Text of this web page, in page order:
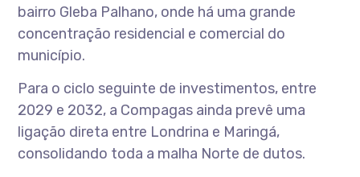
bairro Gleba Palhano, onde há uma grande
concentração residencial e comercial do
município.
Para o ciclo seguinte de investimentos, entre
2029 e 2032, a Compagas ainda prevê uma
ligação direta entre Londrina e Maringá,
consolidando toda a malha Norte de dutos.